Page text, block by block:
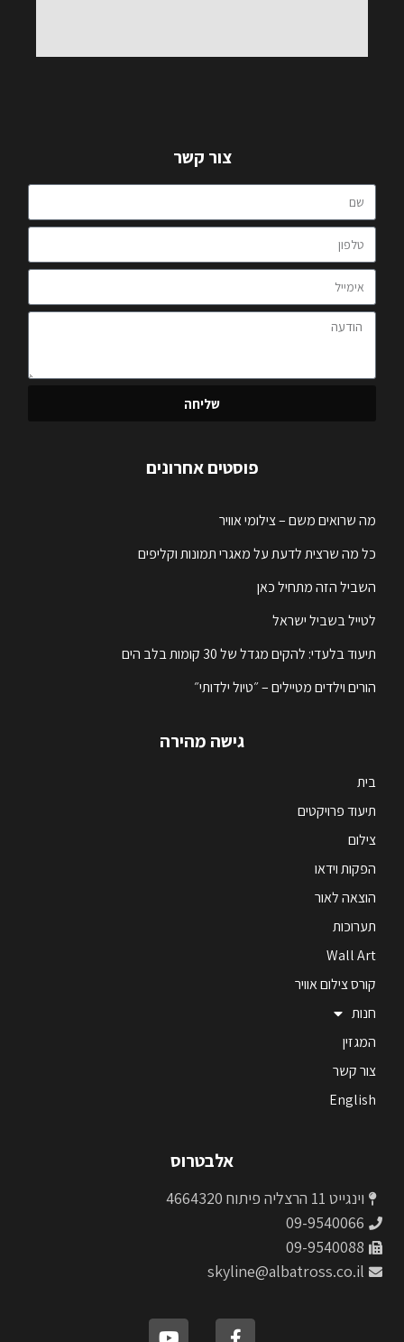
צור קשר
שליחה
פוסטים אחרונים
מה שרואים משם – צילומי אוויר
כל מה שרצית לדעת על מאגרי תמונות וקליפים
השביל הזה מתחיל כאן
לטייל בשביל ישראל
תיעוד בלעדי: להקים מגדל של 30 קומות בלב הים
הורים וילדים מטיילים – ״טיול ילדותי״
גישה מהירה
בית
תיעוד פרויקטים
צילום
הפקות וידאו
הוצאה לאור
תערוכות
Wall Art
קורס צילום אוויר
חנות
המגזין
צור קשר
English
אלבטרוס
וינגייט 11 הרצליה פיתוח 4664320
09-9540066
09-9540088
skyline@albatross.co.il